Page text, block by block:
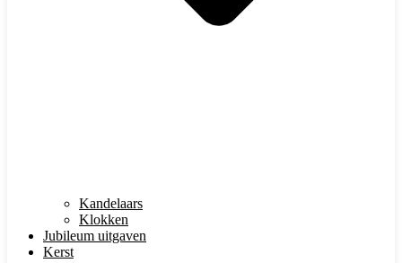
Kandelaars
Klokken
Jubileum uitgaven
Kerst